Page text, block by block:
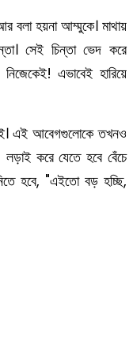
বলা হয়না আম্মুকে। মাথায়
সেই চিন্তা ভেদ করে
এভাবেই হারিয়ে
এই আবেগগুলোকে তখনও
করে যেতে হবে বেঁচে
হবে, "এইতো বড় হচ্ছি,